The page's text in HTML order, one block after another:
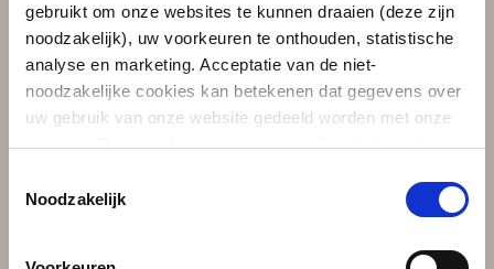
gebruikt om onze websites te kunnen draaien (deze zijn
noodzakelijk), uw voorkeuren te onthouden, statistische
analyse en marketing. Acceptatie van de niet-
noodzakelijke cookies kan betekenen dat gegevens over
uw gebruik van onze website gedeeld worden met onze
partners. Partners kunnen en mogen deze informatie
of die zij hebben verzameld op basis van eerder gebruik
van hun diensten. Partners kunnen zich ook buiten de EU
bevinden. U kunt alle cookies accepteren, alleen de
Noodzakelijk
started!
Are you an expat or international buyer interested in
living in Conrad Amsterdam?
Our real estate agents are happy to help you
in English with:
buying a newly built apartment
mortgage possibilities for expats
Get personal advice and ask your questions. Contact